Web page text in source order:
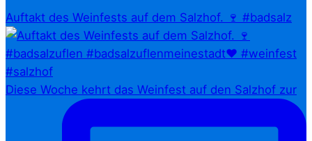
Auftakt des Weinfests auf dem Salzhof. 🍷 #badsalz
Diese Woche kehrt das Weinfest auf den Salzhof zur